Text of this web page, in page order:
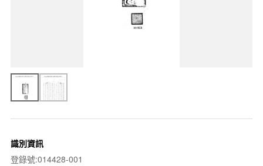
識別資訊
登錄號:014428-001